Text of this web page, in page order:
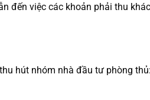
đến việc các khoản phải thu
hút nhóm nhà đầu tư phòng